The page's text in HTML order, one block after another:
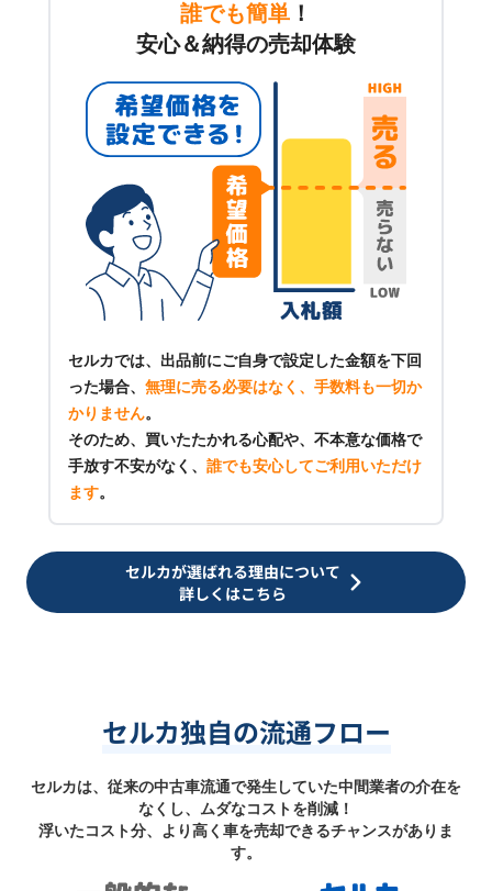
誰でも簡単 ！
安心＆納得の売却体験
セルカでは、出品前にご自身で設定した金額を下回
った場合、 無理に売る必要はなく、手数料も一切か
かりません。
そのため、買いたたかれる心配や、不本意な価格で
手放す不安がなく、 誰でも安心してご利用いただけ
ます。
セルカが選ばれる理由について
詳しくはこちら
セルカ独自の流通フロー
セルカは、従来の中古車流通で発生していた中間業者の介在を
なくし、ムダなコストを削減！
浮いたコスト分、より高く車を売却できるチャンスがありま
す。